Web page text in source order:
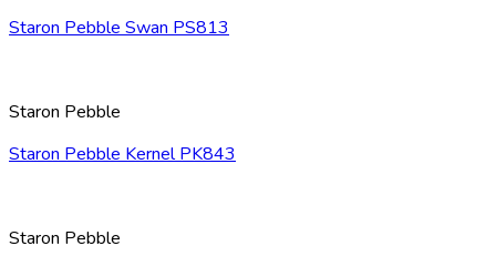
Staron Pebble Swan PS813
Staron Pebble
Staron Pebble Kernel PK843
Staron Pebble